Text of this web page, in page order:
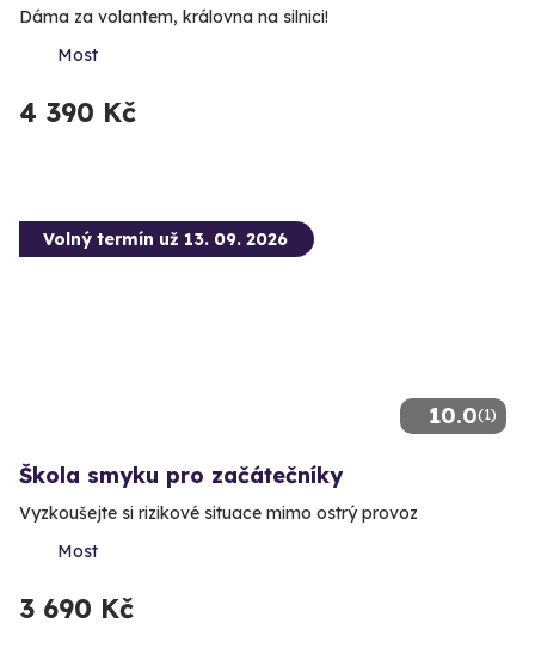
Dáma za volantem, královna na silnici!
Most
4 390 Kč
10.0(1)
Volný termín už 13. 09. 2026
Škola smyku pro začátečníky
Vyzkoušejte si rizikové situace mimo ostrý provoz
Most
3 690 Kč